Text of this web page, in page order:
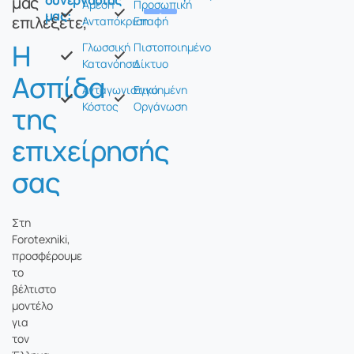
επιλέξετε;
Η
Ασπίδα
της
επιχείρησής
σας
Στη
Forotexniki,
προσφέρουμε
το
βέλτιστο
μοντέλο
για
τον
μας:
Άμεση
Ανταπόκριση
Γλωσσική
Κατανόηση
Ανταγωνιστικό
Κόστος
Προσωπική
Επαφή
Πιστοποιημένο
Δίκτυο
Εγγυημένη
Οργάνωση